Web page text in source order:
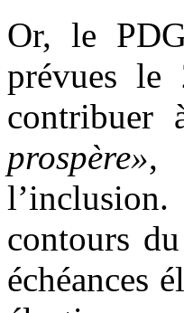
Or, le
prévues le
contribuer
prospère»,
contours
échéances